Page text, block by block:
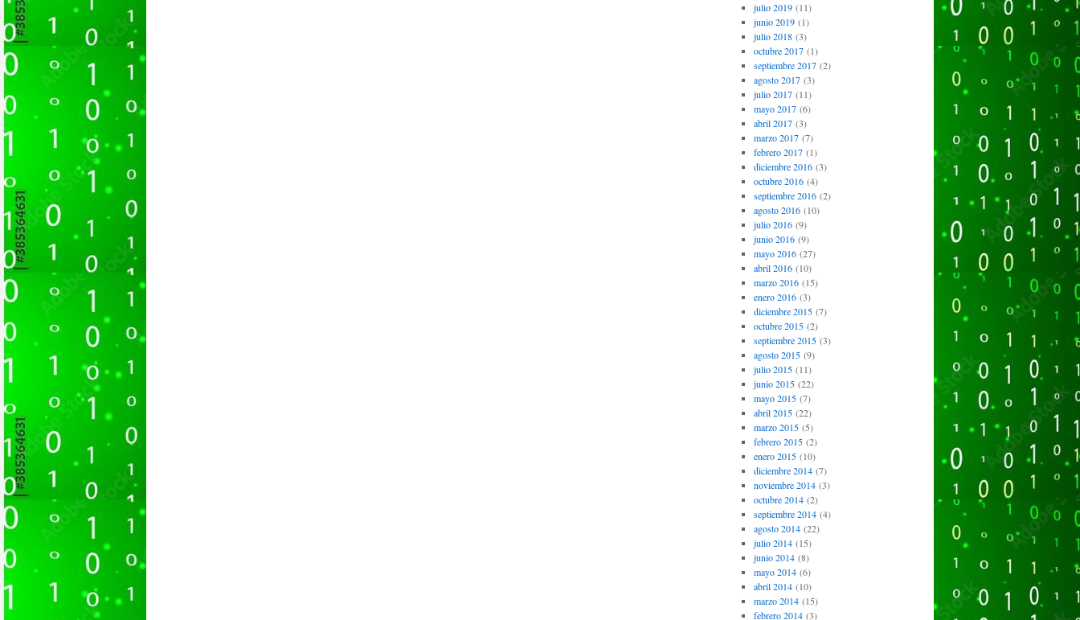
julio 2019(11)
junio 2019(1)
julio 2018(3)
octubre 2017(1)
septiembre 2017(2)
agosto 2017(3)
julio 2017(11)
mayo 2017(6)
abril 2017(3)
marzo 2017(7)
febrero 2017(1)
diciembre 2016(3)
octubre 2016(4)
septiembre 2016(2)
agosto 2016(10)
julio 2016(9)
junio 2016(9)
mayo 2016(27)
abril 2016(10)
marzo 2016(15)
enero 2016(3)
diciembre 2015(7)
octubre 2015(2)
septiembre 2015(3)
agosto 2015(9)
julio 2015(11)
junio 2015(22)
mayo 2015(7)
abril 2015(22)
marzo 2015(5)
febrero 2015(2)
enero 2015(10)
diciembre 2014(7)
noviembre 2014(3)
octubre 2014(2)
septiembre 2014(4)
agosto 2014(22)
julio 2014(15)
junio 2014(8)
mayo 2014(6)
abril 2014(10)
marzo 2014(15)
febrero 2014(3)